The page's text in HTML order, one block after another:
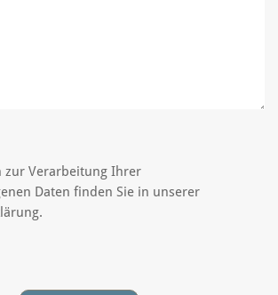
Verarbeitung Ihrer
Daten finden Sie in unserer